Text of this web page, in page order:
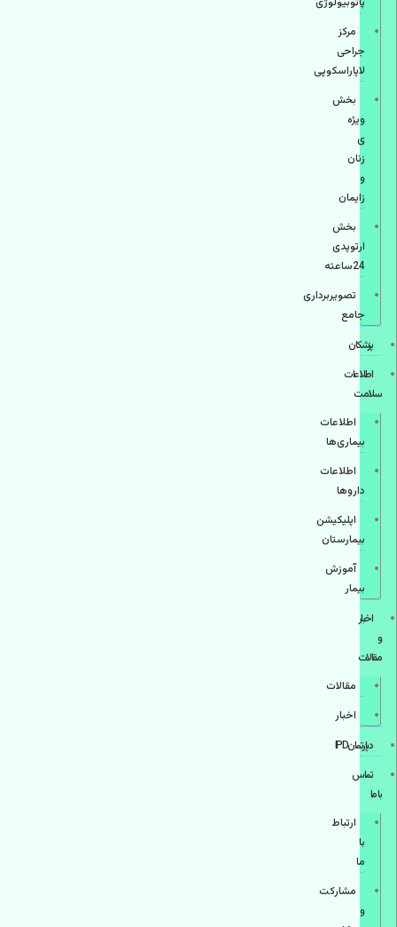
مرکز
جراحی
لاپاراسکوپی
بخش
ویژه
ی
زنان
و
زایمان
بخش
ارتوپدی
24ساعته
تصویربرداری
جامع
پزشكان
اطلاعات
سلامت
اطلاعات
بیماری‌ها
اطلاعات
دارو‌ها
اپليكيشن
بيمارستان
آموزش
بیمار
اخبار
و
مقالات
مقالات
اخبار
دپارتمانIPD
تماس
با ما
ارتباط
با
ما
مشاركت
و